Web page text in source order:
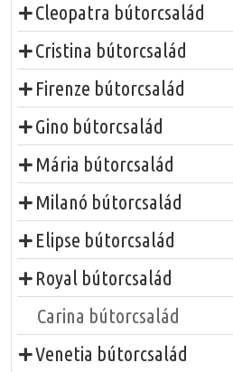
Cleopatra bútorcsalád
Cristina bútorcsalád
Firenze bútorcsalád
Gino bútorcsalád
Mária bútorcsalád
Milanó bútorcsalád
Elipse bútorcsalád
Royal bútorcsalád
Carina bútorcsalád
Venetia bútorcsalád